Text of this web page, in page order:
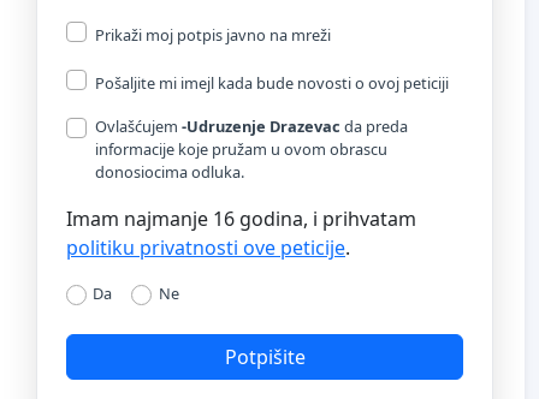
Prikaži moj potpis javno na mreži
Pošaljite mi imejl kada bude novosti o ovoj peticiji
Ovlašćujem -Udruzenje Drazevac da preda
informacije koje pružam u ovom obrascu
donosiocima odluka.
Imam najmanje 16 godina, i prihvatam
politiku privatnosti ove peticije.
Da Ne
Potpišite